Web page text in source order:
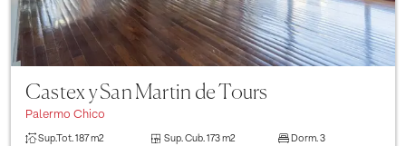
Castex y San Martin de Tours
Palermo Chico
Sup.Tot. 187 m2 Sup. Cub. 173 m2 Dorm. 3